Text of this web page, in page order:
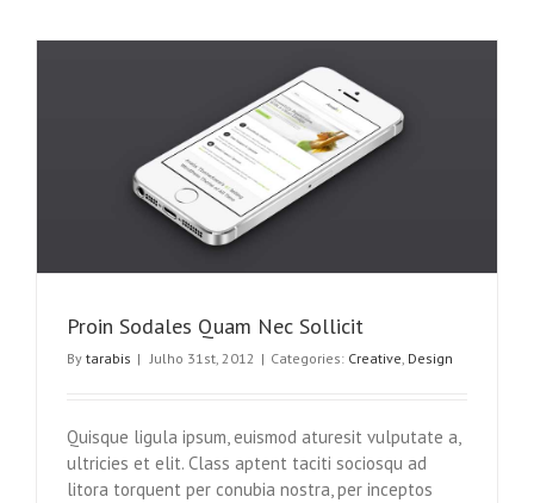
Proin Sodales Quam Nec Sollicit
By tarabis | Julho 31st, 2012 | Categories: Creative, Design
Quisque ligula ipsum, euismod aturesit vulputate a,
ultricies et elit. Class aptent taciti sociosqu ad
litora torquent per conubia nostra, per inceptos